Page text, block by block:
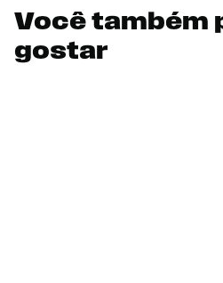
Você também
gostar